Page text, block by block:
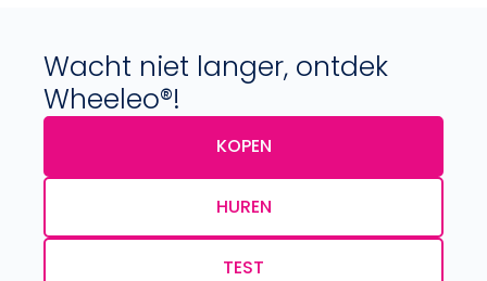
Wacht niet langer, ontdek
Wheeleo®!
KOPEN
HUREN
TEST